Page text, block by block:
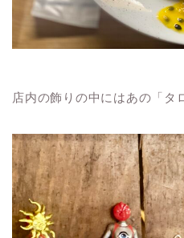
店内の飾りの中にはあの「タ